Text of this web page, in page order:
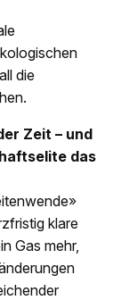
die
Zeit – und
das
klare
Gas mehr,